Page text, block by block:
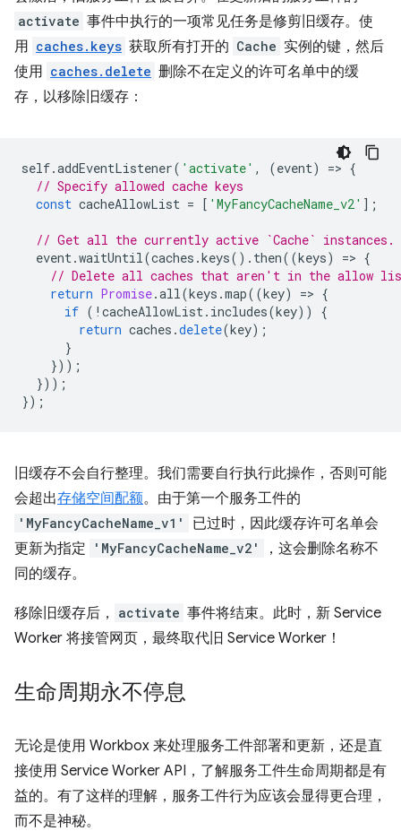
activate 事件中执行的一项常见任务是修剪旧缓存。使
用 caches.keys 获取所有打开的 Cache 实例的键，然后
使用 caches.delete 删除不在定义的许可名单中的缓
存，以移除旧缓存：
self.addEventListener( 'activate' , (event) => {
// Specify allowed cache keys
const cacheAllowList = [ 'MyFancyCacheName_v2' ];
// Get all the currently active `Cache` instances.
event.waitUntil(caches .keys(). then((keys) => {
// Delete all caches that aren't in the allow
return Promise.all(keys .map((key) => {
if ( ! cacheAllowList. includes(key))
{
return caches .delete(key);
}
}));
}));
});
旧缓存不会自行整理。我们需要自行执行此操作，否则可能
会超出存储空间配额。由于第一个服务工件的
'MyFancyCacheName_v1'
已过时，因此缓存许可名单会
更新为指定
'MyFancyCacheName_v2'
，这会删除名称不
同的缓存。
移除旧缓存后， activate 事件将结束。此时，新 Service
Worker 将接管网页，最终取代旧 Service Worker！
生命周期永不停息
无论是使用 Workbox 来处理服务工件部署和更新，还是直
接使用 Service Worker API，了解服务工件生命周期都是有
益的。有了这样的理解，服务工件行为应该会显得更合理，
而不是神秘。